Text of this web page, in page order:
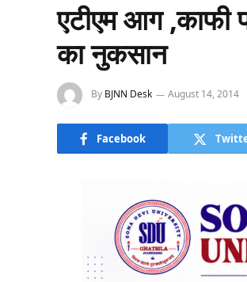
एटीएम आग ,काफी
का नुकसान
By BJNN Desk August 14, 2014
Facebook